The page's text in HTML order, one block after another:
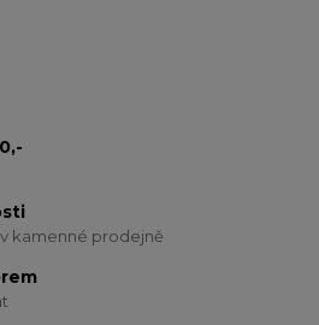
kamenné prodejně